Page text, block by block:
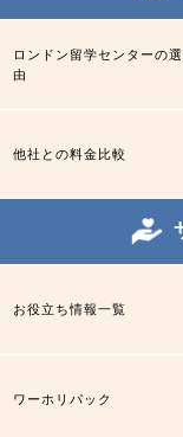
ロンドン留学センターの
由
他社との料金比較
お役立ち情報一覧
ワーホリパック